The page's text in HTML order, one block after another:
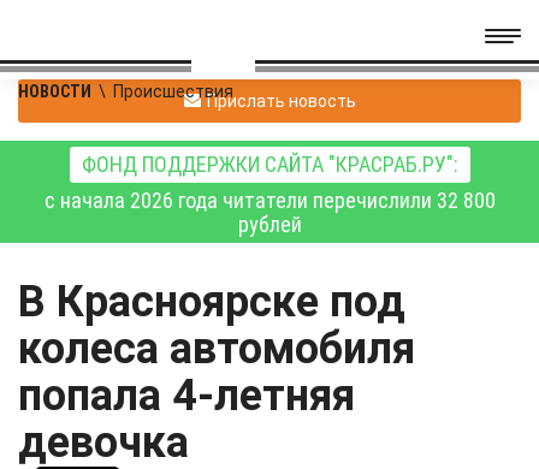
НОВОСТИ \ ПроисшествияПрислать новость
ФОНД ПОДДЕРЖКИ САЙТА "КРАСРАБ.РУ":
с начала 2026 года читатели перечислили 32 800
рублей
В Красноярске под
колеса автомобиля
попала 4-летняя
девочка